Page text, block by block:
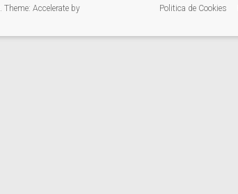
. Theme: Accelerate by
Politica de Cookies